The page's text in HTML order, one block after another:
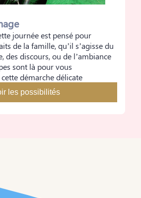
journée est pensé pour
de la famille, qu’il s’agisse du
des discours, ou de l’ambiance
sont là pour vous
démarche délicate
les possibilités